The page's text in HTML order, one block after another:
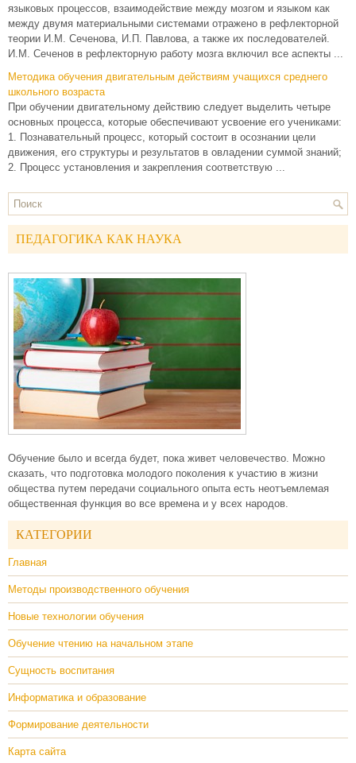
языковых процессов, взаимодействие между мозгом и языком как
между двумя материальными системами отражено в рефлекторной
теории И.М. Сеченова, И.П. Павлова, а также их последователей.
И.М. Сеченов в рефлекторную работу мозга включил все аспекты ...
Методика обучения двигательным действиям учащихся среднего
школьного возраста
При обучении двигательному действию следует выделить четыре
основных процесса, которые обеспечивают усвоение его учениками:
1. Познавательный процесс, который состоит в осознании цели
движения, его структуры и результатов в овладении суммой знаний;
2. Процесс установления и закрепления соответствую ...
ПЕДАГОГИКА КАК НАУКА
Обучение было и всегда будет, пока живет человечество. Можно
сказать, что подготовка молодого поколения к участию в жизни
общества путем передачи социального опыта есть неотъемлемая
общественная функция во все времена и у всех народов.
КАТЕГОРИИ
Главная
Методы производственного обучения
Новые технологии обучения
Обучение чтению на начальном этапе
Сущность воспитания
Информатика и образование
Формирование деятельности
Карта сайта